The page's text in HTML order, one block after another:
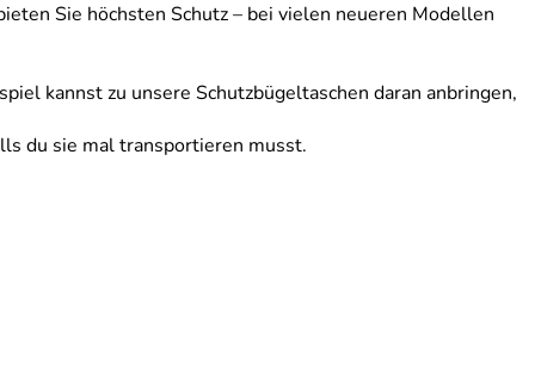
Sie höchsten Schutz – bei vielen neueren Modellen
kannst zu unsere Schutzbügeltaschen daran anbringen,
du sie mal transportieren musst.